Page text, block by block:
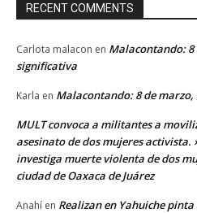
RECENT COMMENTS
Carlota malacon en Malacontando: 8
significativa
Karla en Malacontando: 8 de
MULT convoca a militantes a
asesinato de dos mujeres activista.
investiga muerte violenta de dos
ciudad de Oaxaca de Juárez
Anahí en Realizan en Yahuiche